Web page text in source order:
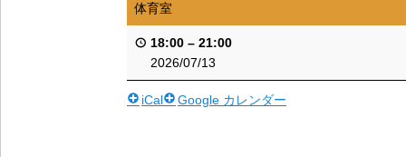
体育室
18:00 – 21:00
2026/07/13
iCal Google カレンダー